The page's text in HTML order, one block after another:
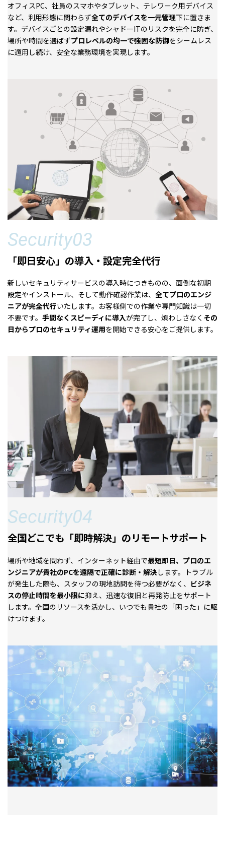
オフィスPC、社員のスマホやタブレット、テレワーク用デバイス
など、利用形態に関わらず全てのデバイスを一元管理下に置きま
す。デバイスごとの設定漏れやシャドーITのリスクを完全に防ぎ、
場所や時間を選ばずプロレベルの均一で強固な防御をシームレス
に適用し続け、安全な業務環境を実現します。
Security03
「即日安心」の導入・設定完全代行
新しいセキュリティサービスの導入時につきものの、面倒な初期
設定やインストール、そして動作確認作業は、 全てプロのエンジ
ニアが完全代行いたします。お客様側での作業や専門知識は一切
不要です。 手間なくスピーディに導入が完了し、煩わしさなく その
日からプロのセキュリティ運用を開始できる安心をご提供します。
Security04
全国どこでも「即時解決」のリモートサポート
場所や地域を問わず、インターネット経由で最短即日、プロのエ
ンジニアが貴社のPCを遠隔で正確に診断・解決 します。トラブル
が発生した際も、スタッフの現地訪問を待つ必要がなく、 ビジネ
スの停止時間を最小限に抑え、迅速な復旧と再発防止をサポート
します。全国のリソースを活かし、いつでも貴社の「困った」に駆
けつけます。